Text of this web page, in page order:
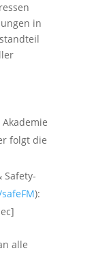
in
folgt die
Safety-
):
alle